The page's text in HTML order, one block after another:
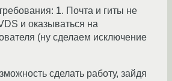
1. Почта и гиты не
и оказываться на
(ну сделаем исключение
сделать работу, зайдя